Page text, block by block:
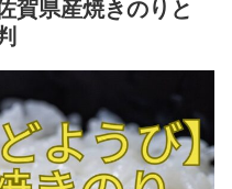
賀県産焼きのりと